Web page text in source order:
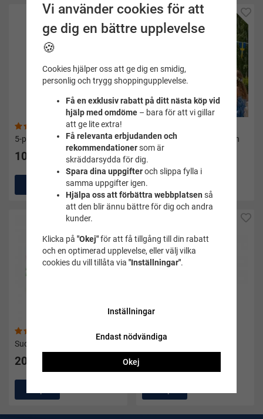
(2)
5-pack safari magneter
10 kr
Flaggspel Svenska flaggan
25 kr
Suddigum 12-pack djur
20 kr
Mugg prinsessa 3 dl
Vi använder cookies för att
ge dig en bättre upplevelse
🍪
Cookies hjälper oss att ge dig en smidig,
personlig och trygg shoppingupplevelse.
Få en exklusiv rabatt på ditt nästa köp vid
hjälp med omdöme– bara för att vi gillar
att ge lite extra!
Få relevanta erbjudanden och
rekommendationersom är
skräddarsydda för dig.
Spara dina uppgifteroch slippa fylla i
samma uppgifter igen.
Hjälpa oss att förbättra webbplatsen så
att den blir ännu bättre för dig och andra
kunder.
Klicka på "Okej"för att få tillgång till din rabatt
och en optimerad upplevelse, eller välj vilka
cookies du vill tillåta via "Inställningar".
Inställningar
Endast nödvändiga
Okej